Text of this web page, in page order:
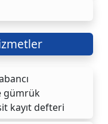
gümrük
kayıt defteri